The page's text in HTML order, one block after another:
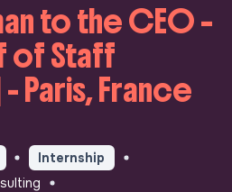
to the CEO –
of Staff
- Paris, France
Internship